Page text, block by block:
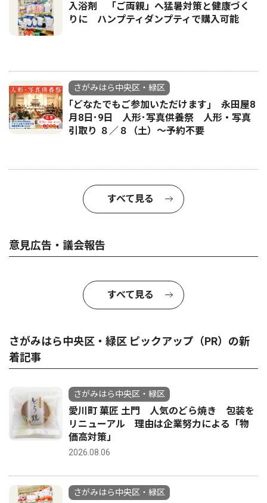
入浴剤 「ご両親」へ猛暑対策と健康づく
りに ハンプティダンプティで購入可能
さがみはら中央区・緑区
｢どなたでもご参加いただけます｣ 永田屋8
月8日･9日 人形･写真供養祭 人形・写真
引取り ８／８（土）〜予約不要
すべて見る
意見広告・議会報告
すべて見る
さがみはら中央区・緑区 ピックアップ（PR）の新
着記事
さがみはら中央区・緑区
愛川町 菓匠 土門 人気のどら焼き 包装を
リニューアル 理由は企業努力による「物
価高対策」
2026.08.06
さがみはら中央区・緑区